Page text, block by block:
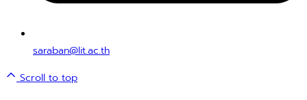
saraban@lit.ac.th
Scroll to top